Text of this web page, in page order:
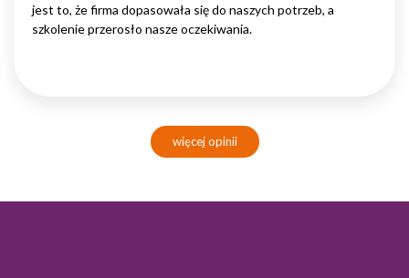
jest to, że firma dopasowała się do naszych potrzeb, a
szkolenie przerosło nasze oczekiwania.
więcej opinii